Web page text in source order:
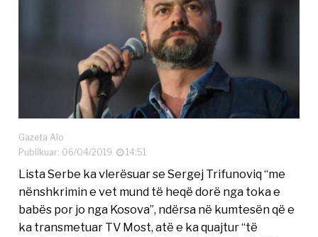
Gazeta Alo
Publikuar: 06/04/2019
14:51
Lista Serbe ka vlerësuar se Sergej Trifunoviq “me
nënshkrimin e vet mund të heqë dorë nga toka e
babës por jo nga Kosova”, ndërsa në kumtesën që e
ka transmetuar TV Most, atë e ka quajtur “të